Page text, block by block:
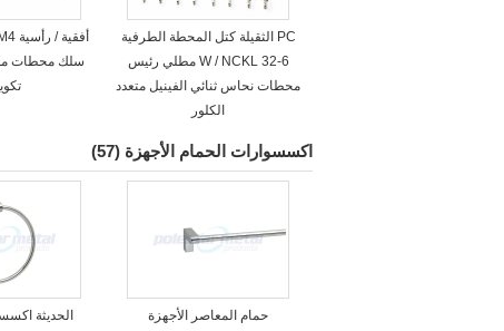
PC الثقيلة كتل المحطة الطرفية
6-32 W / NCKL مطلي رئيس
محطات نحاس ثنائي الفينيل متعدد
الكلور
اكسسوارات الحمام الأجهزة (57)
الحديثة
حمام المعاصر الأجهزة